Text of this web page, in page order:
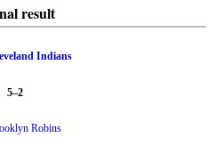
result
Indians
5–2
Robins